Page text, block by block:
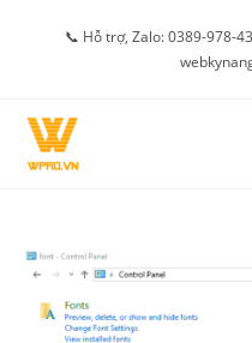
📞 Hỗ trợ, Zalo: 0389-978-